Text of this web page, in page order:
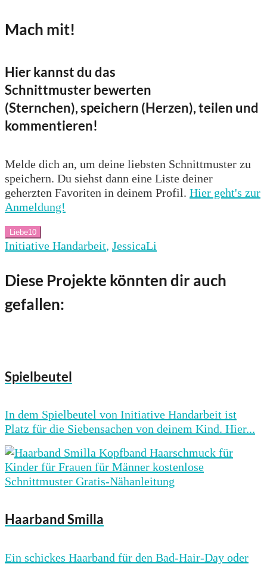
Mach mit!
Hier kannst du das
Schnittmuster bewerten
(Sternchen), speichern (Herzen), teilen und
kommentieren!
Melde dich an, um deine liebsten Schnittmuster zu
speichern. Du siehst dann eine Liste deiner
geherzten Favoriten in deinem Profil. Hier geht's zur
Anmeldung!
Liebe10
Initiative Handarbeit, JessicaLi
Diese Projekte könnten dir auch
gefallen:
Spielbeutel
In dem Spielbeutel von Initiative Handarbeit ist
Platz für die Siebensachen von deinem Kind. Hier...
Haarband Smilla
Ein schickes Haarband für den Bad-Hair-Day oder